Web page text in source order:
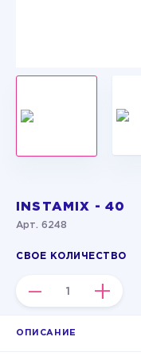
INSTAMIX - 40
Арт. 6248
СВОЕ КОЛИЧЕСТВО
– +
ОПИСАНИЕ